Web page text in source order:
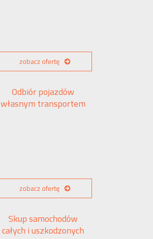
zobacz ofertę
Odbiór pojazdów
własnym transportem
zobacz ofertę
Skup samochodów
całych i uszkodzonych